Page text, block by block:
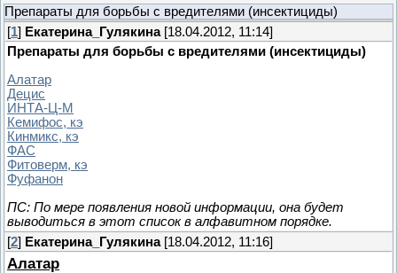
Препараты для борьбы с вредителями (инсектициды)
[1] Екатерина_Гулякина[18.04.2012, 11:14]
Препараты для борьбы с вредителями (инсектициды)
Алатар
Децис
ИНТА-Ц-М
Кемифос, кэ
Кинмикс, кэ
ФАС
Фитоверм, кэ
Фуфанон
ПС: По мере появления новой информации, она будет
выводиться в этот список в алфавитном порядке.
[2] Екатерина_Гулякина[18.04.2012, 11:16]
Алатар